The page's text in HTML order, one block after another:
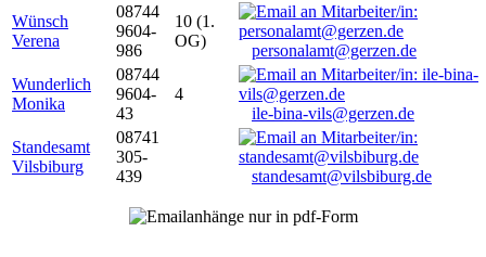
Wünsch
Verena
08744
9604-
986
10 (1.
OG)
personalamt@gerzen.de
Wunderlich
Monika
08744
9604-
43
4
ile-bina-vils@gerzen.de
Standesamt
Vilsbiburg
08741
305-
439
standesamt@vilsbiburg.de